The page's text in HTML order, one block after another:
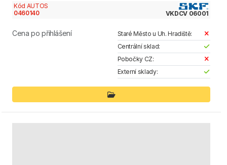
Kód AUTOS
0460140
VKDCV 06001
Cena po přihlášení
Staré Město u Uh. Hradiště:
Centrální sklad:
Pobočky CZ:
Externí sklady: